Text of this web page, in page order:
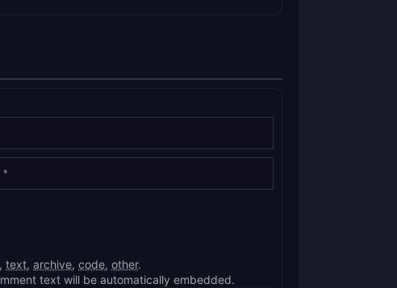
, text, archive, code, other.
text will be automatically embedded.